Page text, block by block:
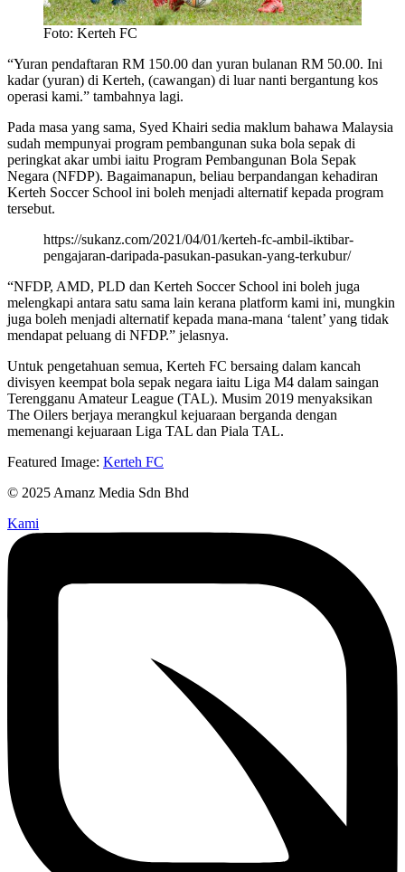
Foto: Kerteh FC
“Yuran pendaftaran RM 150.00 dan yuran bulanan RM 50.00. Ini
kadar (yuran) di Kerteh, (cawangan) di luar nanti bergantung kos
operasi kami.” tambahnya lagi.
Pada masa yang sama, Syed Khairi sedia maklum bahawa Malaysia
sudah mempunyai program pembangunan suka bola sepak di
peringkat akar umbi iaitu Program Pembangunan Bola Sepak
Negara (NFDP). Bagaimanapun, beliau berpandangan kehadiran
Kerteh Soccer School ini boleh menjadi alternatif kepada program
tersebut.
https://sukanz.com/2021/04/01/kerteh-fc-ambil-iktibar-
pengajaran-daripada-pasukan-pasukan-yang-terkubur/
“NFDP, AMD, PLD dan Kerteh Soccer School ini boleh juga
melengkapi antara satu sama lain kerana platform kami ini, mungkin
juga boleh menjadi alternatif kepada mana-mana ‘talent’ yang tidak
mendapat peluang di NFDP.” jelasnya.
Untuk pengetahuan semua, Kerteh FC bersaing dalam kancah
divisyen keempat bola sepak negara iaitu Liga M4 dalam saingan
Terengganu Amateur League (TAL). Musim 2019 menyaksikan
The Oilers berjaya merangkul kejuaraan berganda dengan
memenangi kejuaraan Liga TAL dan Piala TAL.
Featured Image: Kerteh FC
© 2025 Amanz Media Sdn Bhd
Kami